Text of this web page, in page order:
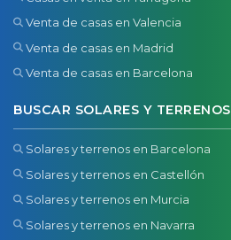
Venta de casas en Valencia
Venta de casas en Madrid
Venta de casas en Barcelona
BUSCAR SOLARES Y TERRENOS
Solares y terrenos en Barcelona
Solares y terrenos en Castellón
Solares y terrenos en Murcia
Solares y terrenos en Navarra